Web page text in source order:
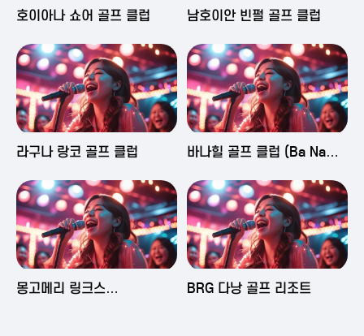
2025-06-03 16:43
호이아나 쇼어 골프 클럽 2025-06-03 15:09
남호이안 빈펄 골프 클럽
2025-06-03 15:05
라구나 랑코 골프 클럽 2025-06-03 14:58
바나힐 골프 클럽 (Ba Na
2025-06-03 14:50
몽고메리 링크스
2025-06-02 23:29
BRG 다낭 골프 리조트